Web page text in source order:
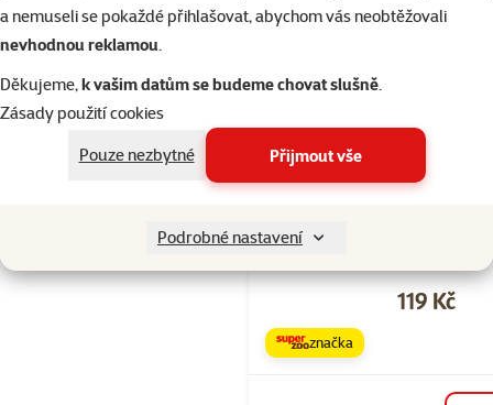
a nemuseli se pokaždé přihlašovat, abychom vás neobtěžovali
nevhodnou reklamou.
Děkujeme,k vašim datům se budeme chovat slušně.
Zásady použití cookies
Pouze nezbytné
Přijmout vše
Podrobné nastavení
Hračka Bird
Cena
119 Kč
značka